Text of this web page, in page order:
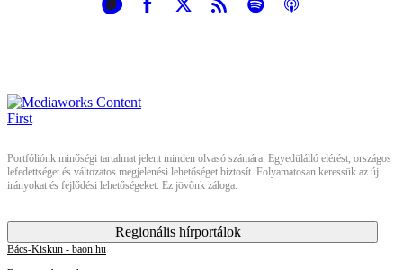
Portfóliónk minőségi tartalmat jelent minden olvasó számára. Egyedülálló elérést, országos
lefedettséget és változatos megjelenési lehetőséget biztosít. Folyamatosan keressük az új
irányokat és fejlődési lehetőségeket. Ez jövőnk záloga.
Regionális hírportálok
Bács-Kiskun - baon.hu